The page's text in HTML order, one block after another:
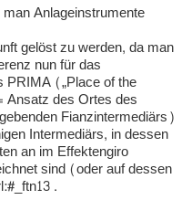
Anlageinstrumente
gelöst zu werden, da man
nun für das
PRIMA („Place of the
Ansatz des Ortes des
Fianzintermediärs)
Intermediärs, in dessen
an im Effektengiro
sind (oder auf dessen
.